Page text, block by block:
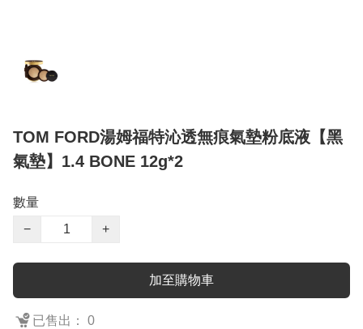
TOM FORD湯姆福特沁透無痕氣墊粉底液【黑
氣墊】1.4 BONE 12g*2
數量
−
+
加至購物車
已售出： 0